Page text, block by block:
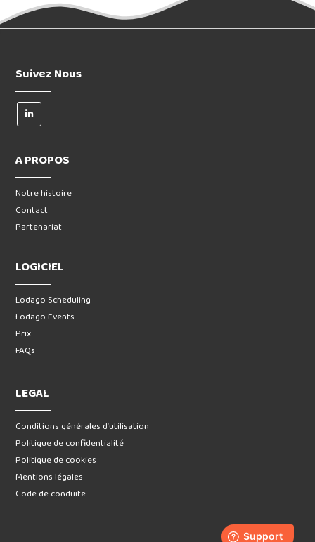
Suivez Nous
A PROPOS
Notre histoire
Contact
Partenariat
LOGICIEL
Lodago Scheduling
Lodago Events
Prix
FAQs
LEGAL
Conditions générales d’utilisation
Politique de confidentialité
Politique de cookies
Mentions légales
Code de conduite